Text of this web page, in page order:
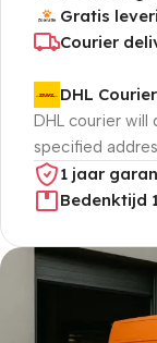
Gratis
Courier
DHL
DHL courier
specified
1 jaar
Bedenktijd